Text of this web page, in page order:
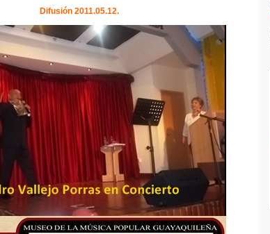
Difusión 2011.05.12.